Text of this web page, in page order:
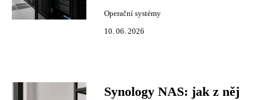
Operační systémy
10. 06. 2026
Synology NAS: jak z něj